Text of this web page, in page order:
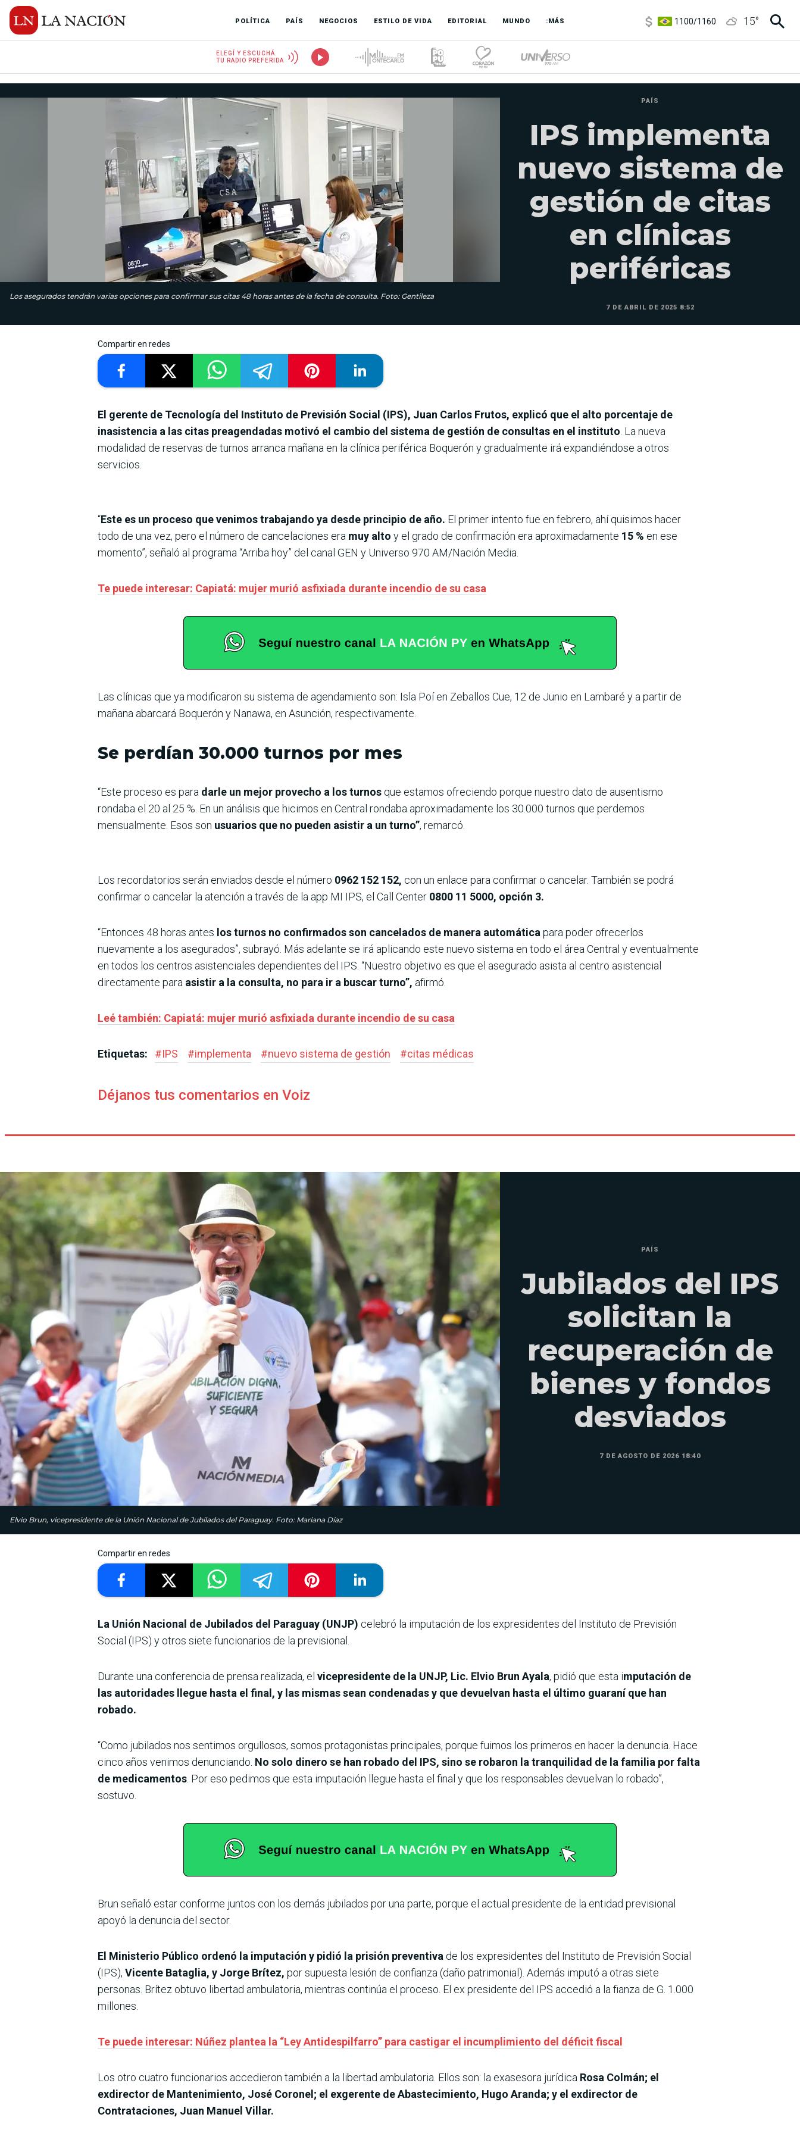
POLÍTICA PAÍS NEGOCIOS ESTILO DE VIDA EDITORIAL MUNDO :MÁS
3,8/4
15°
ELEGÍ Y ESCUCHÁ
TU RADIO PREFERIDA
Los asegurados tendrán varias opciones para confirmar sus citas 48 horas antes de la fecha de consulta. Foto: Gentileza
PAÍS
IPS implementa
nuevo sistema de
gestión de citas
en clínicas
periféricas
7 DE ABRIL DE 2025 8:52
Compartir en redes
El gerente de Tecnología del Instituto de Previsión Social (IPS), Juan Carlos Frutos, explicó que el alto porcentaje de
inasistencia a las citas preagendadas motivó el cambio del sistema de gestión de consultas en el instituto . La nueva
modalidad de reservas de turnos arranca mañana en la clínica periférica Boquerón y gradualmente irá expandiéndose a otros
servicios.
“Este es un proceso que venimos trabajando ya desde principio de año. El primer intento fue en febrero, ahí quisimos hacer
todo de una vez, pero el número de cancelaciones era muy alto y el grado de confirmación era aproximadamente 15 % en ese
momento”, señaló al programa “Arriba hoy” del canal GEN y Universo 970 AM/Nación Media.
Te puede interesar: Capiatá: mujer murió asfixiada durante incendio de su casa
Las clínicas que ya modificaron su sistema de agendamiento son: Isla Poí en Zeballos Cue, 12 de Junio en Lambaré y a partir de
mañana abarcará Boquerón y Nanawa, en Asunción, respectivamente.
Se perdían 30.000 turnos por mes
“Este proceso es para darle un mejor provecho a los turnos que estamos ofreciendo porque nuestro dato de ausentismo
rondaba el 20 al 25 %. En un análisis que hicimos en Central rondaba aproximadamente los 30.000 turnos que perdemos
mensualmente. Esos son usuarios que no pueden asistir a un turno”, remarcó.
Los recordatorios serán enviados desde el número 0962 152 152, con un enlace para confirmar o cancelar. También se podrá
confirmar o cancelar la atención a través de la app MI IPS, el Call Center 0800 11 5000, opción 3.
“Entonces 48 horas antes los turnos no confirmados son cancelados de manera automática para poder ofrecerlos
nuevamente a los asegurados”, subrayó. Más adelante se irá aplicando este nuevo sistema en todo el área Central y eventualmente
en todos los centros asistenciales dependientes del IPS. “Nuestro objetivo es que el asegurado asista al centro asistencial
directamente para asistir a la consulta, no para ir a buscar turno”, afirmó.
Leé también: Capiatá: mujer murió asfixiada durante incendio de su casa
Etiquetas: #IPS #implementa #nuevo sistema de gestión #citas médicas
Déjanos tus comentarios en Voiz
Elvio Brun, vicepresidente de la Unión Nacional de Jubilados del Paraguay. Foto: Mariana Díaz
PAÍS
Jubilados del IPS
solicitan la
recuperación de
bienes y fondos
desviados
7 DE AGOSTO DE 2026 18:40
Compartir en redes
La Unión Nacional de Jubilados del Paraguay (UNJP) celebró la imputación de los expresidentes del Instituto de Previsión
Social (IPS) y otros siete funcionarios de la previsional.
Durante una conferencia de prensa realizada, el vicepresidente de la UNJP, Lic. Elvio Brun Ayala, pidió que esta imputación de
las autoridades llegue hasta el final, y las mismas sean condenadas y que devuelvan hasta el último guaraní que han
robado.
“Como jubilados nos sentimos orgullosos, somos protagonistas principales, porque fuimos los primeros en hacer la denuncia. Hace
cinco años venimos denunciando. No solo dinero se han robado del IPS, sino se robaron la tranquilidad de la familia por falta
de medicamentos . Por eso pedimos que esta imputación llegue hasta el final y que los responsables devuelvan lo robado”,
sostuvo.
Brun señaló estar conforme juntos con los demás jubilados por una parte, porque el actual presidente de la entidad previsional
apoyó la denuncia del sector.
El Ministerio Público ordenó la imputación y pidió la prisión preventiva de los expresidentes del Instituto de Previsión Social
(IPS), Vicente Bataglia, y Jorge Brítez, por supuesta lesión de confianza (daño patrimonial). Además imputó a otras siete
personas. Brítez obtuvo libertad ambulatoria, mientras continúa el proceso. El ex presidente del IPS accedió a la fianza de G. 1.000
millones.
Te puede interesar: Núñez plantea la “Ley Antidespilfarro” para castigar el incumplimiento del déficit fiscal
Los otro cuatro funcionarios accedieron también a la libertad ambulatoria. Ellos son: la exasesora jurídica Rosa Colmán; el
exdirector de Mantenimiento, José Coronel; el exgerente de Abastecimiento, Hugo Aranda; y el exdirector de
Contrataciones, Juan Manuel Villar.